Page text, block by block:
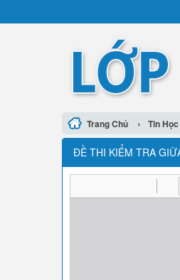
Trang Chủ › Tin
ĐỀ THI KIỂM TRA